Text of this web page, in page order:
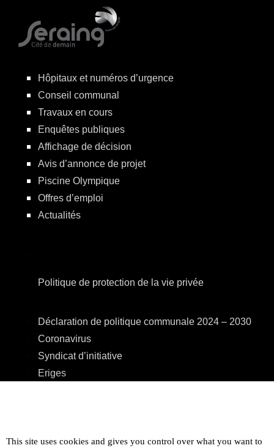
Hôpitaux et numéros d’urgence
Conseil communal
Travaux en cours
Enquêtes publiques
Affichage de décision
Avis d’annonce de projet
Piscine Olympique
Offres d’emploi
Actualités
Politique de protection de la vie privée
Déclaration de politique communale 2024 – 2030
Coronavirus
Syndicat d’initiative
Eriges
Accessibilité
This site uses cookies and gives you control over what you want to